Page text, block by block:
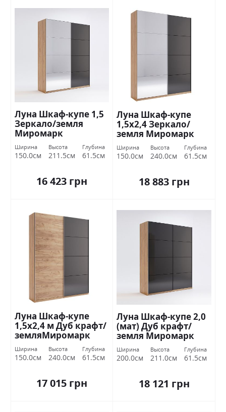
Луна Шкаф-купе 1,5
Зеркало/земля
Миромарк
Ширина
150.0см
Высота
211.5см
Глубина
61.5см
16 423 грн
Луна Шкаф-купе
1,5х2,4 Зеркало/
земля Миромарк
Ширина
150.0см
Высота
240.0см
Глубина
61.5см
18 883 грн
Луна Шкаф-купе
1,5х2,4 м Дуб крафт/
земляМиромарк
Ширина
150.0см
Высота
240.0см
Глубина
61.5см
17 015 грн
Луна Шкаф-купе 2,0
(мат) Дуб крафт/
земля Миромарк
Ширина
200.0см
Высота
211.0см
Глубина
61.5см
18 121 грн